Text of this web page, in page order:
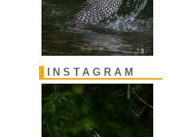
INSTAGRAM